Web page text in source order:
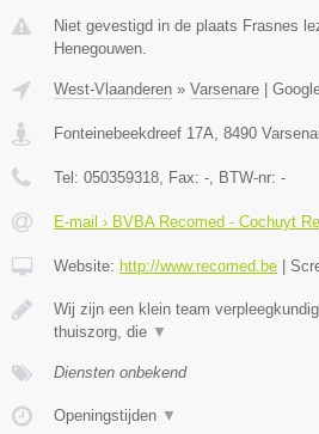
Niet gevestigd in de plaats Frasnes
Henegouwen.
West-Vlaanderen » Varsenare |
Fonteinebeekdreef 17A 8490
Tel: 050359318 , Fax: - , BTW-nr: -
E-mail › BVBA Recomed - Cochuyt
Website: http://www.recomed.be |
Wij zijn een klein team
thuiszorg, die ▼
Diensten onbekend
Openingstijden ▼